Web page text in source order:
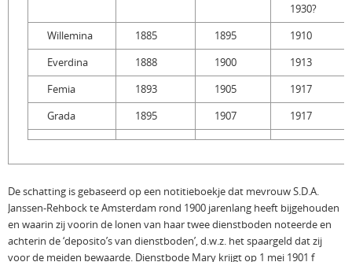
1930?
Willemina
1885 1895
1910
Everdina
1888 1900
1913
Femia
1893 1905
1917
Grada
1895 1907 1917
De schatting is gebaseerd op een notitieboekje dat mevrouw S.D.A.
Janssen-Rehbock te Amsterdam rond 1900 jarenlang heeft bijgehouden
en waarin zij voorin de lonen van haar twee dienstboden noteerde en
achterin de ‘deposito’s van dienstboden’, d.w.z. het spaargeld dat zij
voor de meiden bewaarde. Dienstbode Mary krijgt op 1 mei 1901 f